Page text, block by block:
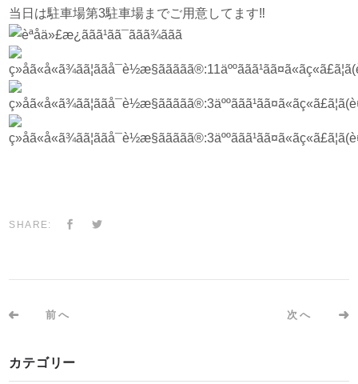
当日は駐車場第3駐車場までご用意してます‼
SHARE:
前へ 次へ
カテゴリー